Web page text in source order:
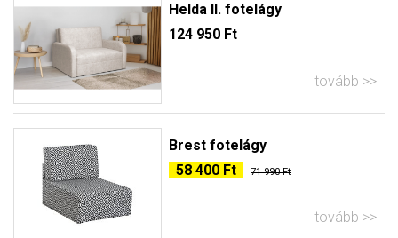
Helda II. fotelágy
124 950 Ft
tovább
Brest fotelágy
58 400 Ft
71 990 Ft
tovább